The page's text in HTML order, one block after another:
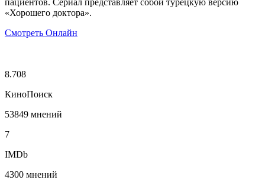
«Хорошего доктора».
Смотреть Онлайн
8.708
КиноПоиск
53849 мнений
7
IMDb
4300 мнений